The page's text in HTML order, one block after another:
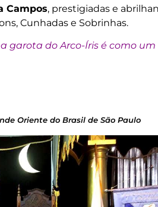
Campos, prestigiadas e
Cunhadas e Sobrinhas.
garota do Arco-Íris é como
Oriente do Brasil de São Paulo